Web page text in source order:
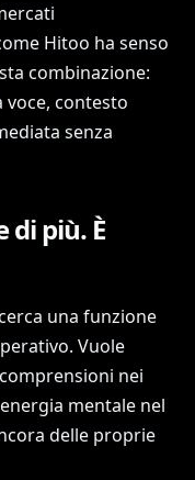
Hitoo ha senso
combinazione:
voce, contesto
senza
più. È
una funzione
Vuole
nei
mentale nel
delle proprie